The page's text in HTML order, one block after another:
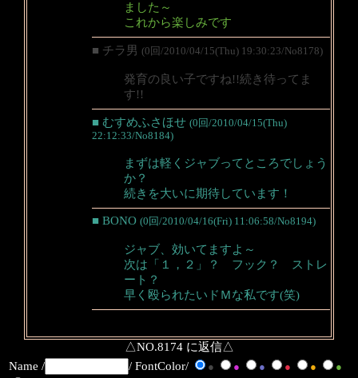
ました～
これから楽しみです
■ チラ男 (0回/2010/04/15(Thu) 19:30:23/No8178)
発育の良い子ですね!!続き待ってま
す!!
■ むすめふさほせ (0回/2010/04/15(Thu)
22:12:33/No8184)
まずは軽くジャブってところでしょう
か？
続きを大いに期待しています！
■ BONO (0回/2010/04/16(Fri) 11:06:58/No8194)
ジャブ、効いてますよ～
次は「１，２」？ フック？ ストレ
ート？
早く殴られたいドＭな私です(笑)
△NO.8174 に返信△
Name /
/ FontColor/ ● ● ● ● ●
●